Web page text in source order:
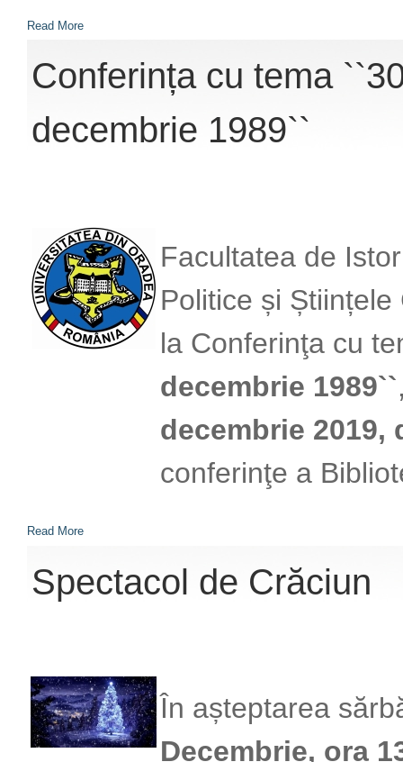
Read More
Conferința cu tema
decembrie 1989``
Facultatea de
Politice și
la Conferinţa cu
decembrie 1989``
decembrie 2019,
conferinţe a
Read More
Spectacol de Crăciun
În așteptarea
Decembrie, ora